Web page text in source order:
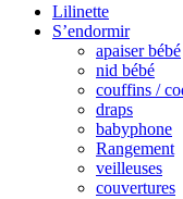
Lilinette
S’endormir
apaiser bébé
nid bébé
couffins /
draps
babyphone
Rangement
veilleuses
couvertures